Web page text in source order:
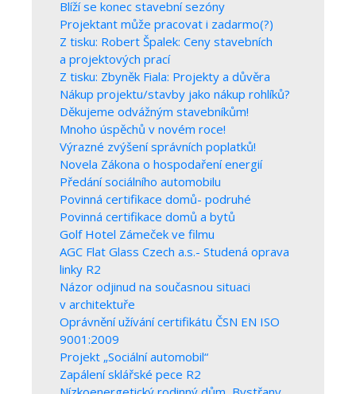
Blíží se konec stavební sezóny
Projektant může pracovat i zadarmo(?)
Z tisku: Robert Špalek: Ceny stavebních
a projektových prací
Z tisku: Zbyněk Fiala: Projekty a důvěra
Nákup projektu/stavby jako nákup rohlíků?
Děkujeme odvážným stavebníkům!
Mnoho úspěchů v novém roce!
Výrazné zvýšení správních poplatků!
Novela Zákona o hospodaření energií
Předání sociálního automobilu
Povinná certifikace domů- podruhé
Povinná certifikace domů a bytů
Golf Hotel Zámeček ve filmu
AGC Flat Glass Czech a.s.- Studená oprava
linky R2
Názor odjinud na současnou situaci
v architektuře
Oprávnění užívání certifikátu ČSN EN ISO
9001:2009
Projekt „Sociální automobil“
Zapálení sklářské pece R2